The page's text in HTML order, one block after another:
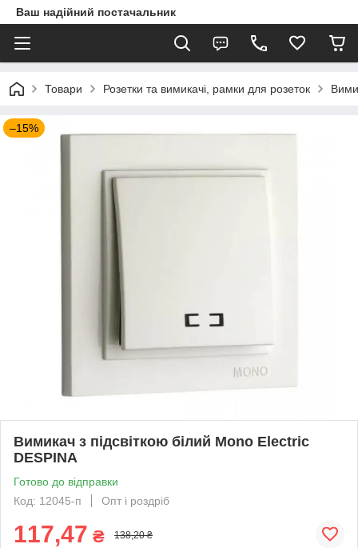
Ваш надійний постачальник
Товари Розетки та вимикачі, рамки для розеток
–15%
Вимикач з підсвіткою білий Mono Electric
DESPINA
Готово до відправки
Код: 12045-п
Опт і роздріб
117,47 ₴ 138,20 ₴